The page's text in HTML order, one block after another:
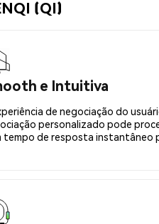
(QI)
e Intuitiva
de negociação do
personalizado pode
tempo de resposta instantâneo